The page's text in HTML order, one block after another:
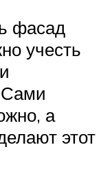
фасад
учесть
Сами
а
этот